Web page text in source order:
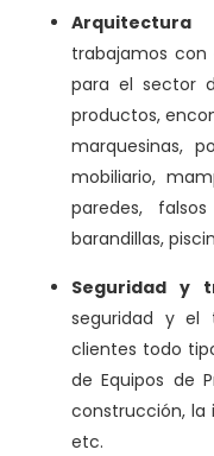
trabajamos
para el sector
productos,
marquesinas,
mobiliario,
paredes,
barandillas,
Seguridad y
seguridad y el
clientes todo
de Equipos de
construcción, la
etc.